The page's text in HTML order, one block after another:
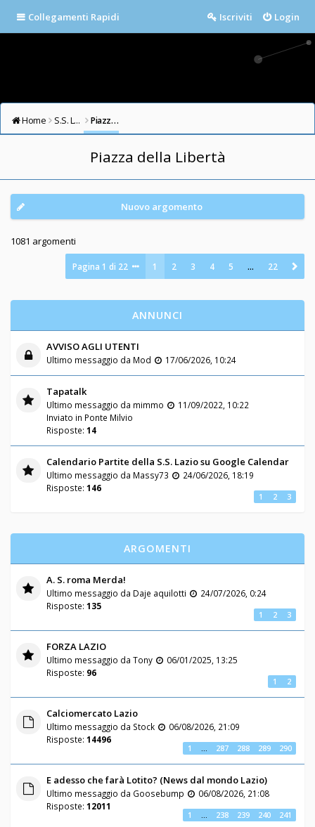
Collegamenti Rapidi Login
Iscriviti
Home S.S. LAZIO FORUM Piazza della Libertà
Piazza della Libertà
Nuovo argomento
1081 argomenti
Pagina1 di 22 1 2 3 4 5 … 22
ANNUNCI
AVVISO AGLI UTENTI
Ultimo messaggio da Mod 17/06/2026, 10:24
Tapatalk
Ultimo messaggio da mimmo
11/09/2022, 10:22
Inviato in Ponte Milvio
Risposte: 14
Calendario Partite della S.S. Lazio su Google Calendar
Ultimo messaggio da Massy73
24/06/2026, 18:19
Risposte: 146
1 2 3
ARGOMENTI
A. S. roma Merda!
Ultimo messaggio da Daje aquilotti
24/07/2026, 0:24
Risposte: 135
1 2 3
FORZA LAZIO
Ultimo messaggio da Tony
06/01/2025, 13:25
Risposte: 96
1 2
Calciomercato Lazio
Ultimo messaggio da Stock
06/08/2026, 21:09
Risposte: 14496
1 … 287 288 289 290
E adesso che farà Lotito? (News dal mondo Lazio)
Ultimo messaggio da Goosebump
06/08/2026, 21:08
Risposte: 12011
1 … 238 239 240 241